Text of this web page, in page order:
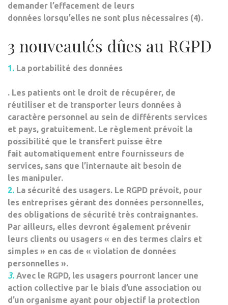
demander l’effacement de leurs
données lorsqu’elles ne sont plus nécessaires (4).
3 nouveautés dûes au RGPD
1. La portabilité des données
. Les patients ont le droit de récupérer, de
réutiliser et de transporter leurs données à
caractère personnel au sein de différents services
et pays, gratuitement. Le règlement prévoit la
possibilité que le transfert puisse être
fait automatiquement entre fournisseurs de
services, sans que l’internaute ait besoin de
les manipuler.
2. La sécurité des usagers. Le RGPD prévoit, pour
les entreprises gérant des données personnelles,
des obligations de sécurité très contraignantes.
Par ailleurs, elles devront également prévenir
leurs clients ou usagers « en des termes clairs et
simples » en cas de « violation de données
personnelles ».
3. Avec le RGPD, les usagers pourront lancer une
action collective par le biais d’une association ou
d’un organisme ayant pour objectif la protection